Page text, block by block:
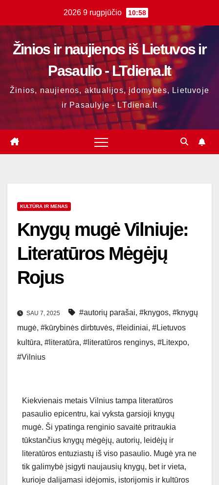
content
2026 9 rugpjūčio 10:58
Žinios ir naujienos iš Lietuvos ir
Pasaulio - LTdiena.lt
Žinios, naujienos, aktualijos, įdomybės, Lietuvoje
ir Pasaulyje - LTdiena.lt
KULTŪRA IR MENAS
Knygų mugė Vilniuje:
Literatūros Mėgėjų
Rojus
SAU 7, 2025 #autorių parašai, #knygos, #knygų
mugė, #kūrybinės dirbtuvės, #leidiniai, #Lietuvos
kultūra, #literatūra, #literatūros renginys, #Litexpo,
#Vilnius
Kiekvienais metais Vilnius tampa literatūros
pasaulio epicentru, kai vyksta garsioji knygų
mugė. Ši ypatinga renginio savaitė pritraukia
tūkstančius knygų mėgėjų, autorių, leidėjų ir
literatūros entuziastų iš viso pasaulio. Mugė yra ne
tik galimybė įsigyti naujausių knygų, bet ir vieta,
kurioje dalijamasi idėjomis, istorijomis ir kultūros